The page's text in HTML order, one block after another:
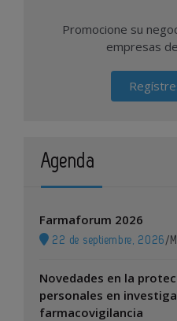
Promocione su
empresas
Agenda
Farmaforum 2026
22 de septiembre, 2026 /
Novedades en la
personales en
farmacovigilancia